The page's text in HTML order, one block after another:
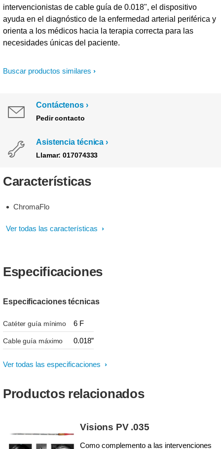
Buscar productos similares
intervencionistas de cable guía de 0.018", el dispositivo
ayuda en el diagnóstico de la enfermedad arterial periférica y
orienta a los médicos hacia la terapia correcta para las
necesidades únicas del paciente.
Contáctenos
Pedir contacto
Asistencia técnica
Llamar: 017074333
Características
ChromaFlo
Ver todas las características
Especificaciones
Especificaciones técnicas
Catéter guía mínimo 6 F
Cable guía máximo 0.018”
Ver todas las especificaciones
Productos relacionados
Visions PV .035
Como complemento a las intervenciones